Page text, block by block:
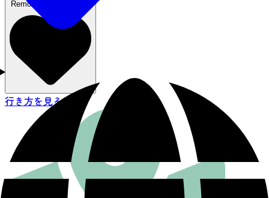
Remove from favorites
行き方を見る